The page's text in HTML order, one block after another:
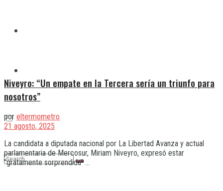
Niveyro: “Un empate en la Tercera sería un triunfo para
nosotros”
por eltermometro
21 agosto, 2025
La candidata a diputada nacional por La Libertad Avanza y actual
parlamentaria de Mercosur, Miriam Niveyro, expresó estar
"gratamente sorprendida" ...